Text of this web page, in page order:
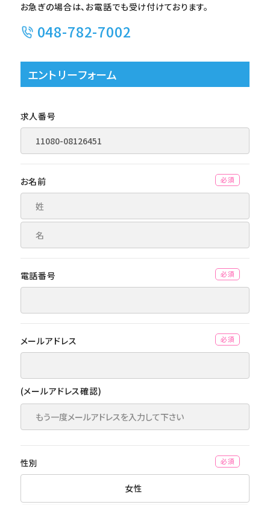
運営会社情報
プライバシーポリシー
お急ぎの場合は、お電話でも受け付けております。
048-782-7002
エントリーフォーム
求人番号
お名前 (必須)
電話番号 (必須)
メールアドレス (必須)
(メールアドレス確認)
性別 (必須)
女性